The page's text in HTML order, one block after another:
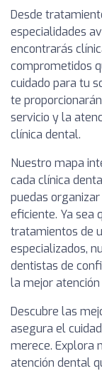
Desde
especialidades
encontrarás
comprometidos
cuidado para tu
te
servicio y la
clínica dental.
Nuestro mapa
cada clínica
puedas
eficiente. Ya sea
tratamientos de
especializados,
dentistas de
la mejor atención
Descubre las
asegura el
merece. Explora
atención dental